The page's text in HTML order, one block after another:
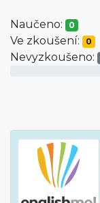
Naučeno: 0
Ve zkoušení: 0
Nevyzkoušeno: